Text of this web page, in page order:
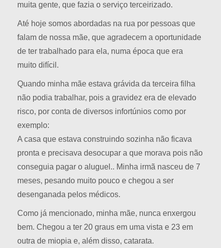
muita gente, que fazia o serviço terceirizado.
Até hoje somos abordadas na rua por pessoas que
falam de nossa mãe, que agradecem a oportunidade
de ter trabalhado para ela, numa época que era
muito difícil.
Quando minha mãe estava grávida da terceira filha
não podia trabalhar, pois a gravidez era de elevado
risco, por conta de diversos infortúnios como por
exemplo:
A casa que estava construindo sozinha não ficava
pronta e precisava desocupar a que morava pois não
conseguia pagar o aluguel.. Minha irmã nasceu de 7
meses, pesando muito pouco e chegou a ser
desenganada pelos médicos.
Como já mencionado, minha mãe, nunca enxergou
bem. Chegou a ter 20 graus em uma vista e 23 em
outra de miopia e, além disso, catarata.